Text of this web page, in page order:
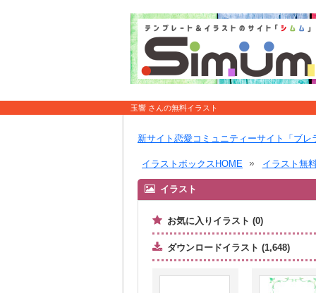
玉響 さんの無料イラスト
新サイト恋愛コミュニティーサイト「ブレ
イラストボックスHOME イラスト無
イラスト
お気に入りイラスト (0)
ダウンロードイラスト (1,648)